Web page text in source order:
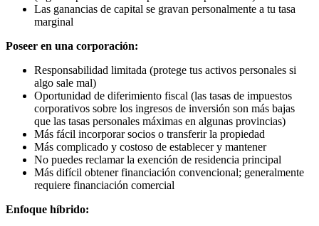
Las ganancias de capital se gravan personalmente a tu tasa
marginal
Poseer en una corporación:
Responsabilidad limitada (protege tus activos personales si
algo sale mal)
Oportunidad de diferimiento fiscal (las tasas de impuestos
corporativos sobre los ingresos de inversión son más bajas
que las tasas personales máximas en algunas provincias)
Más fácil incorporar socios o transferir la propiedad
Más complicado y costoso de establecer y mantener
No puedes reclamar la exención de residencia principal
Más difícil obtener financiación convencional; generalmente
requiere financiación comercial
Enfoque híbrido: